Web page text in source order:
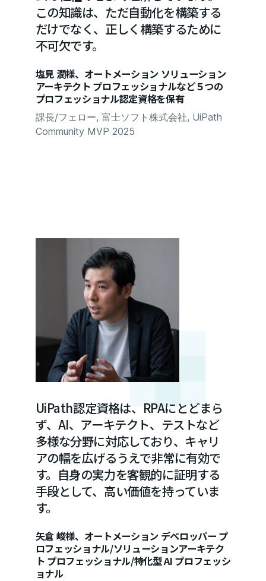
この知識は、ただ自動化を構築する
だけでなく、正しく構築するために
不可欠です。
塩見 潤様、オートメーション ソリューション
アーキテクト プロフェッショナルなど５つの
プロフェッショナル認定資格を保有
課長/フェロー, 富士ソフト株式会社, UiPath
Community MVP 2025
UiPath認定資格は、RPAにとどまら
ず、AI、アーキテクト、テストなど
多様な分野に対応しており、キャリ
アの幅を広げるうえで非常に有効で
す。自身の実力を客観的に証明する
手段として、高い価値を持っていま
す。
矢倉 峻様、オートメーション デベロッパー プ
ロフェッショナル/ソリューションアーキテク
ト プロフェッショナル/特化型 AI プロフェッシ
ョナル